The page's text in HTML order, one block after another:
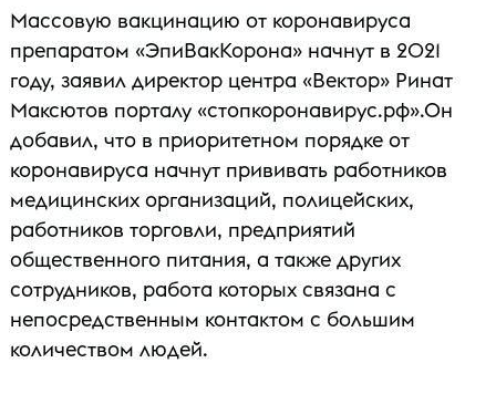
Массовую вакцинацию от коронавируса
препаратом «ЭпиВакКорона» начнут в 2021
году, заявил директор центра «Вектор» Ринат
Максютов порталу «стопкоронавирус.рф».Он
добавил, что в приоритетном порядке от
коронавируса начнут прививать работников
медицинских организаций, полицейских,
работников торговли, предприятий
общественного питания, а также других
сотрудников, работа которых связана с
непосредственным контактом с большим
количеством людей.